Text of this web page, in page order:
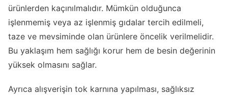
ürünlerden kaçınılmalıdır. Mümkün olduğunca
işlenmemiş veya az işlenmiş gıdalar tercih edilmeli,
taze ve mevsiminde olan ürünlere öncelik verilmelidir.
Bu yaklaşım hem sağlığı korur hem de besin değerinin
yüksek olmasını sağlar.
Ayrıca alışverişin tok karnına yapılması, sağlıksız